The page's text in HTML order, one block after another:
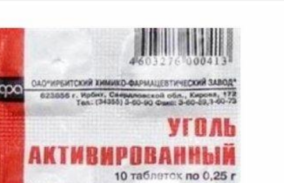
врача.
спустя 24 часа после прекращения приема алкоголя. Лечение начинают с
доза должна быть 125-250 мг/сутки и не должна превышать 500 мг.
случаях – аллергические реакции.
препарата
лактации отсутствуют, поэтому не рекомендовано назначать препарат
воспалением желудка и кишечника.
лекарственными препаратами отсутствуют.
БЕЗ СОГЛАСИЯ ПАЦИЕНТА, УПОТРЕБЛЯЮЩЕГО АЛКОГОЛЬ.
алкогольной реакции. Дисульфирамо-алкогольная реакция
числе и в малых количествах; следует предупреждать больных о наличии
приёма), в пище, а также в лосьонах после бритья и парфюмерных изделиях.
спустя 14 дней после употребления алкоголя.